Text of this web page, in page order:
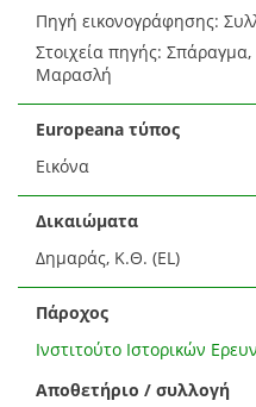
Πηγή εικονογράφησης:
Στοιχεία πηγής:
Μαρασλή
Europeana τύπος
Εικόνα
Δικαιώματα
Δημαράς, Κ.Θ. (EL)
Πάροχος
Ινστιτούτο Ιστορικών
Αποθετήριο / συλλογή